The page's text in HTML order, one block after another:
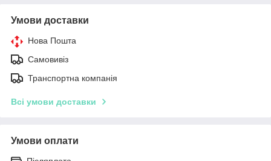
Умови доставки
Нова Пошта
Самовивіз
Транспортна компанія
Всі умови доставки
Умови оплати